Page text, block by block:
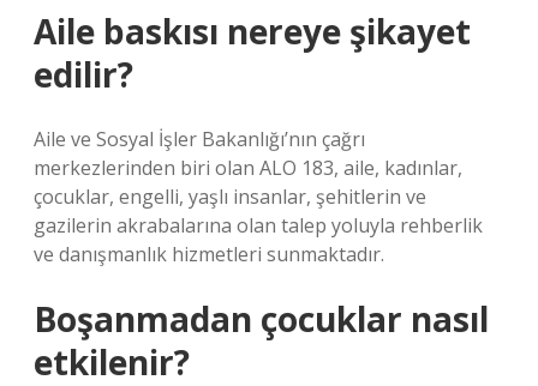
Aile baskısı nereye şikayet
edilir?
Aile ve Sosyal İşler Bakanlığı’nın çağrı
merkezlerinden biri olan ALO 183, aile, kadınlar,
çocuklar, engelli, yaşlı insanlar, şehitlerin ve
gazilerin akrabalarına olan talep yoluyla rehberlik
ve danışmanlık hizmetleri sunmaktadır.
Boşanmadan çocuklar nasıl
etkilenir?